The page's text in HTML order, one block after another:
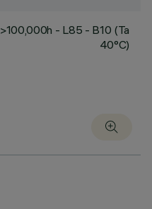
>100,000h - L85 - B10 (Ta
40°C)